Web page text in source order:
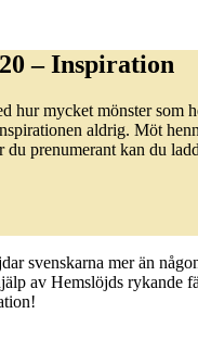
– Inspiration
hur mycket mönster som
aldrig. Möt
prenumerant kan du
svenskarna mer än
av Hemslöjds rykande